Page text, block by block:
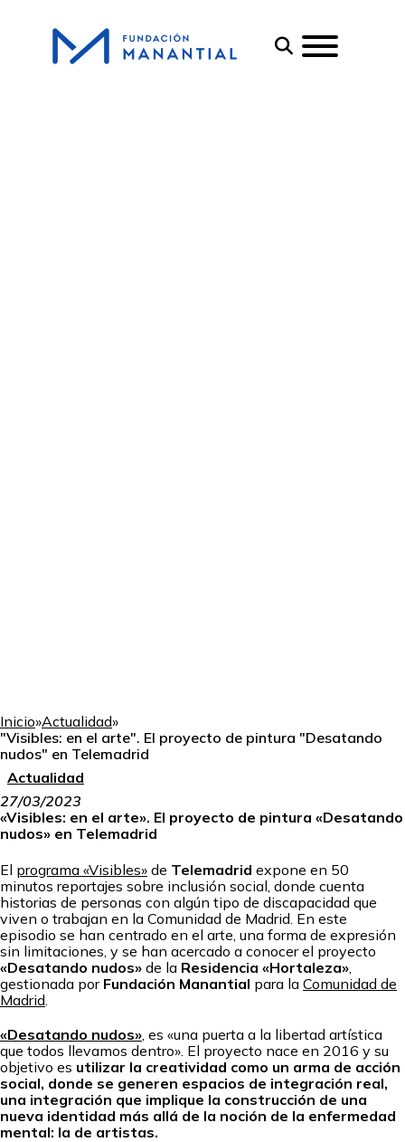
Inicio»Actualidad»
"Visibles: en el arte". El proyecto de pintura "Desatando
nudos" en Telemadrid
Actualidad
27/03/2023
«Visibles: en el arte». El proyecto de pintura «Desatando
nudos» en Telemadrid
El programa «Visibles» de Telemadrid expone en 50
minutos reportajes sobre inclusión social, donde cuenta
historias de personas con algún tipo de discapacidad que
viven o trabajan en la Comunidad de Madrid. En este
episodio se han centrado en el arte, una forma de expresión
sin limitaciones, y se han acercado a conocer el proyecto
«Desatando nudos» de la Residencia «Hortaleza»,
gestionada por Fundación Manantial para la Comunidad de
Madrid.
«Desatando nudos» , es «una puerta a la libertad artística
que todos llevamos dentro». El proyecto nace en 2016 y su
objetivo es utilizar la creatividad como un arma de acción
social, donde se generen espacios de integración real,
una integración que implique la construcción de una
nueva identidad más allá de la noción de la enfermedad
mental: la de artistas.